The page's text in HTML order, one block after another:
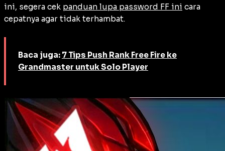
ini, segera cek panduan lupa password FF ini cara
cepatnya agar tidak terhambat.
Baca juga: 7 Tips Push Rank Free Fire ke
Grandmaster untuk Solo Player